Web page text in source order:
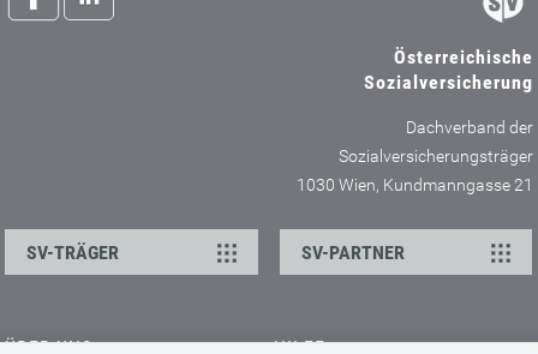
Österreichische
Sozialversicherung
Dachverband der
Sozialversicherungsträger
1030 Wien, Kundmanngasse 21
SV-TRÄGER SV-PARTNER
ÜBER UNS HILFE